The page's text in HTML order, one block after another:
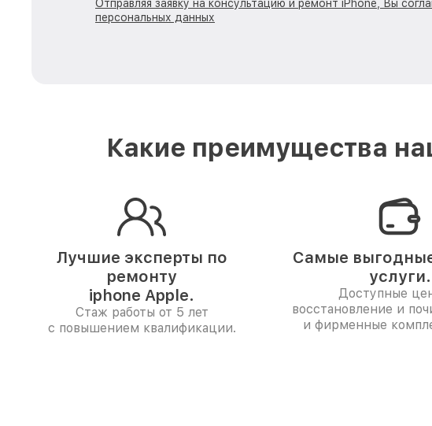
Отправляя заявку на консультацию и ремонт iPhone, Вы
персональных данных
Какие преимущества
Лучшие эксперты по
ремонту
iphone Apple.
Стаж работы от 5 лет
с повышением квалификации.
Самые
услуги.
Доступные
восстановление и
и фирменные